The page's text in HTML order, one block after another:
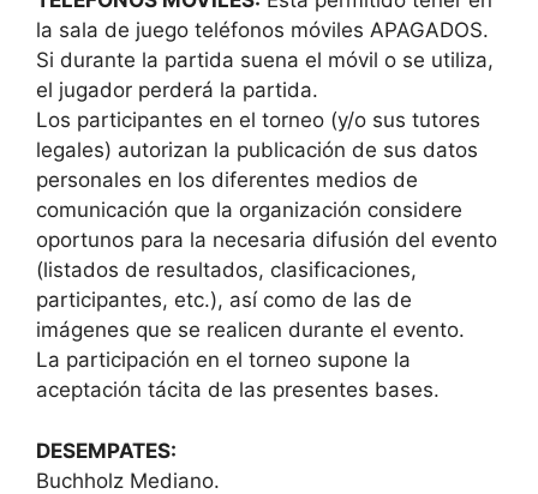
la sala de juego teléfonos móviles APAGADOS.
Si durante la partida suena el móvil o se utiliza,
el jugador perderá la partida.
Los participantes en el torneo (y/o sus tutores
legales) autorizan la publicación de sus datos
personales en los diferentes medios de
comunicación que la organización considere
oportunos para la necesaria difusión del evento
(listados de resultados, clasificaciones,
participantes, etc.), así como de las de
imágenes que se realicen durante el evento.
La participación en el torneo supone la
aceptación tácita de las presentes bases.
DESEMPATES:
Buchholz Mediano.